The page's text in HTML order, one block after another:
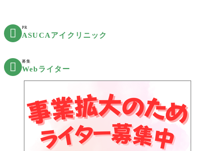
 PR
ASUCAアイクリニック
 募集
Webライター